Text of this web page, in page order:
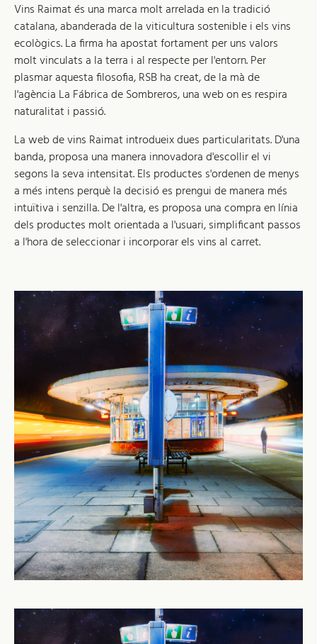
Vins Raimat és una marca molt arrelada en la tradició
catalana, abanderada de la viticultura sostenible i els vins
ecològics. La firma ha apostat fortament per uns valors
molt vinculats a la terra i al respecte per l'entorn. Per
plasmar aquesta filosofia, RSB ha creat, de la mà de
l'agència La Fábrica de Sombreros, una web on es respira
naturalitat i passió.
La web de vins Raimat introdueix dues particularitats. D'una
banda, proposa una manera innovadora d'escollir el vi
segons la seva intensitat. Els productes s'ordenen de menys
a més intens perquè la decisió es prengui de manera més
intuïtiva i senzilla. De l'altra, es proposa una compra en línia
dels productes molt orientada a l'usuari, simplificant passos
a l'hora de seleccionar i incorporar els vins al carret.